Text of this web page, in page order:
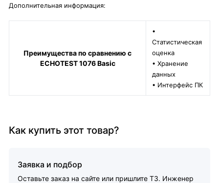
Дополнительная информация:
Преимущества по сравнению с
ECHOTEST 1076 Basic
•
Статистическая
оценка
• Хранение
данных
• Интерфейс ПК
Как купить этот товар?
Заявка и подбор
Оставьте заказ на сайте или пришлите ТЗ. Инженер